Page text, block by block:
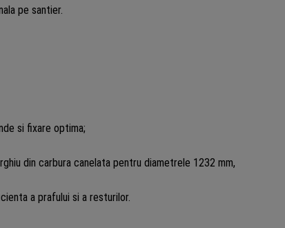
pe santier.
si fixare optima;
din carbura canelata pentru diametrele 1232 mm,
a prafului si a resturilor.